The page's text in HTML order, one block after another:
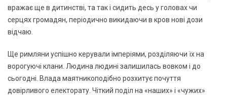
вражає ще в дитинстві, та так і сидить десь у головах чи
серцях громадян, періодично викидаючи в кров нові дози
відчаю.
Ще римляни успішно керували імперіями, розділяючи їх на
ворогуючі клани. Людина людині залишилась вовком і до
сьогодні. Влада маятникоподібно розхитує почуття
довірливого електорату. Чіткий поділ на «наших» і «чужих»